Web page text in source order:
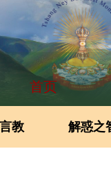
首页
教 解惑之